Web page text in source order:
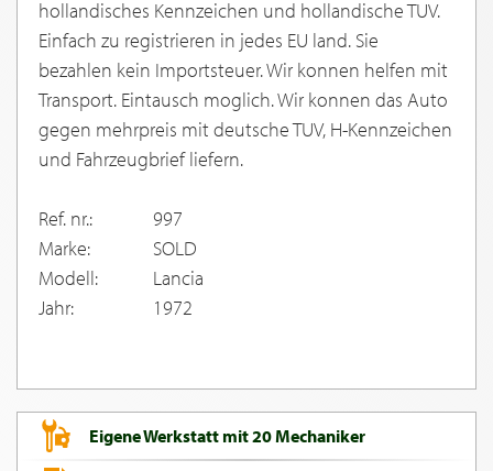
hollandisches Kennzeichen und hollandische TUV.
Einfach zu registrieren in jedes EU land. Sie
bezahlen kein Importsteuer. Wir konnen helfen mit
Transport. Eintausch moglich. Wir konnen das Auto
gegen mehrpreis mit deutsche TUV, H-Kennzeichen
und Fahrzeugbrief liefern.
Ref. nr.:
997
Marke:
SOLD
Modell:
Lancia
Jahr:
1972
Eigene Werkstatt mit 20 Mechaniker